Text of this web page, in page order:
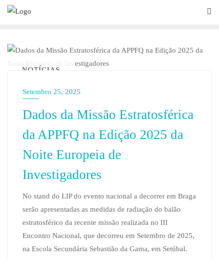
NOTÍCIAS
Setembro 25, 2025
Dados da Missão Estratosférica
da APPFQ na Edição 2025 da
Noite Europeia de
Investigadores
No stand do LIP do evento nacional a decorrer em Braga
serão apresentadas as medidas de radiação do balão
estratosférico da recente missão realizada no III
Encontro Nacional, que decorreu em Setembro de 2025,
na Escola Secundária Sebastião da Gama, em Setúbal.